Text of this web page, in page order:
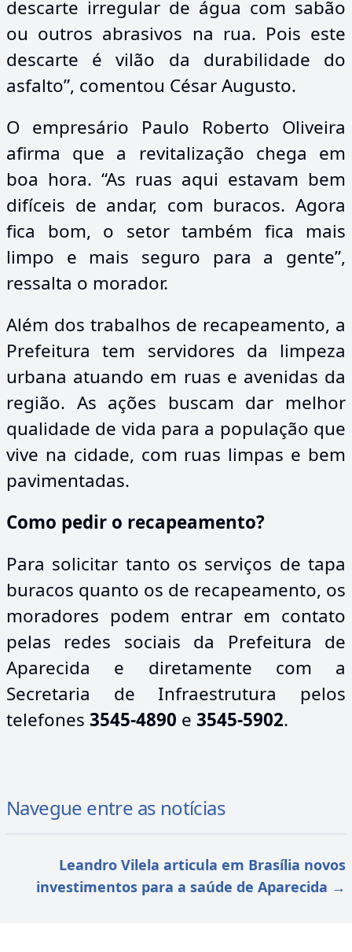
descarte irregular de água com sabão
ou outros abrasivos na rua. Pois este
descarte é vilão da durabilidade do
asfalto”, comentou César Augusto.
O empresário Paulo Roberto Oliveira
afirma que a revitalização chega em
boa hora. “As ruas aqui estavam bem
difíceis de andar, com buracos. Agora
fica bom, o setor também fica mais
limpo e mais seguro para a gente”,
ressalta o morador.
Além dos trabalhos de recapeamento, a
Prefeitura tem servidores da limpeza
urbana atuando em ruas e avenidas da
região. As ações buscam dar melhor
qualidade de vida para a população que
vive na cidade, com ruas limpas e bem
pavimentadas.
Como pedir o recapeamento?
Para solicitar tanto os serviços de tapa
buracos quanto os de recapeamento, os
moradores podem entrar em contato
pelas redes sociais da Prefeitura de
Aparecida e diretamente com a
Secretaria de Infraestrutura pelos
telefones 3545-4890 e 3545-5902.
Navegue entre as notícias
Leandro Vilela articula em Brasília novos
investimentos para a saúde de Aparecida →